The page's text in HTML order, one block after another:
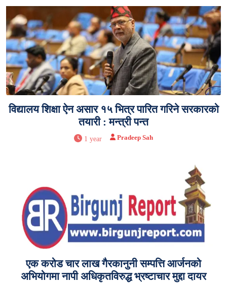
विद्यालय शिक्षा ऐन असार १५ भित्र पारित गरिने सरकारको
तयारी : मन्त्री पन्त
1 year Pradeep Sah
एक करोड चार लाख गैरकानुनी सम्पत्ति आर्जनको
अभियोगमा नापी अधिकृतविरुद्ध भ्रष्टाचार मुद्दा दायर